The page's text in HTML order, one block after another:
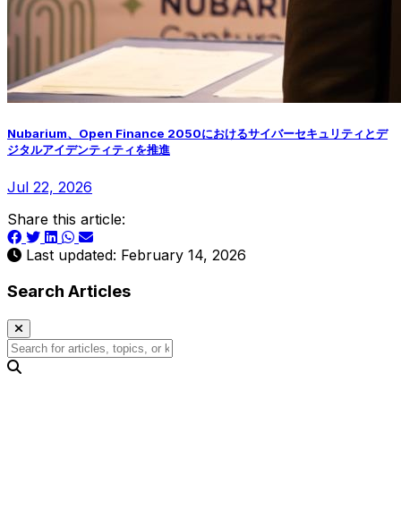
Nubarium、Open Finance 2050におけるサイバーセキュリティとデ
ジタルアイデンティティを推進
Jul 22, 2026
Share this article:
Last updated: February 14, 2026
Search Articles